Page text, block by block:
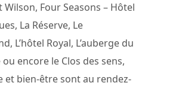
Wilson, Four Seasons – Hôtel
La Réserve, Le
L’hôtel Royal, L’auberge du
ou encore le Clos des sens,
et bien-être sont au rendez-